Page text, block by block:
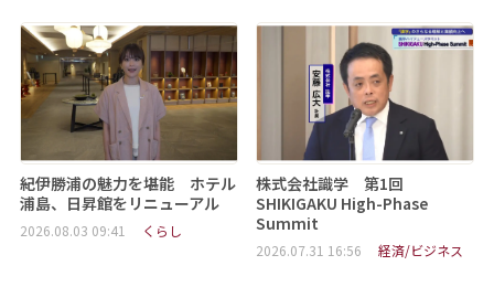
紀伊勝浦の魅力を堪能 ホテル
浦島、日昇館をリニューアル
2026.08.03 09:41 くらし
株式会社識学 第1回
SHIKIGAKU High-Phase
Summit
2026.07.31 16:56 経済/ビジネス